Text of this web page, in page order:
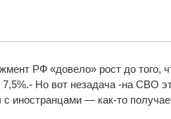
РФ «довело» рост до того,
Но вот незадача -на СВО
иностранцами — как-то